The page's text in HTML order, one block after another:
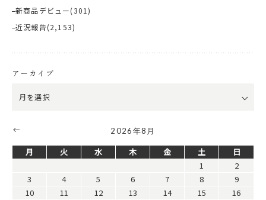
新商品デビュー(301)
近況報告(2,153)
アーカイブ
2026年8月
月 火 水 木 金 土
日
1
2
3
4 5 6 7 8
9
10
11 12 13 14 15
16